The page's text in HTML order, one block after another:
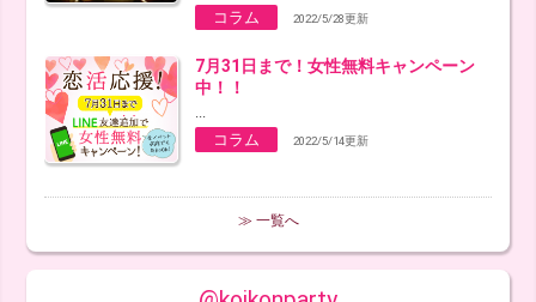
コラム
2022/5/28更新
7月31日まで！女性無料キャンペーン
中！！
コラム
2022/5/14更新
≫ 一覧へ